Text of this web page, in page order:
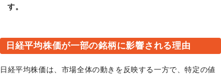
す。
日経平均株価が一部の銘柄に影響される理由
日経平均株価は、市場全体の動きを反映する一方で、特定の値